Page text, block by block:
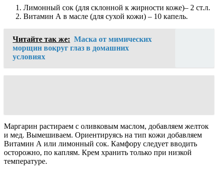
Лимонный сок (для склонной к жирности коже)– 2 ст.л.
Витамин А в масле (для сухой кожи) – 10 капель.
Читайте так же: Маска от мимических
морщин вокруг глаз в домашних
условиях
Маргарин растираем с оливковым маслом, добавляем желток
и мед. Вымешиваем. Ориентируясь на тип кожи добавляем
Витамин А или лимонный сок. Камфору следует вводить
осторожно, по каплям. Крем хранить только при низкой
температуре.